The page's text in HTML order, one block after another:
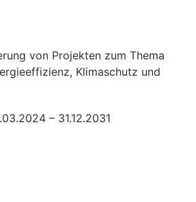
von Projekten zum Thema
Klimaschutz und
– 31.12.2031